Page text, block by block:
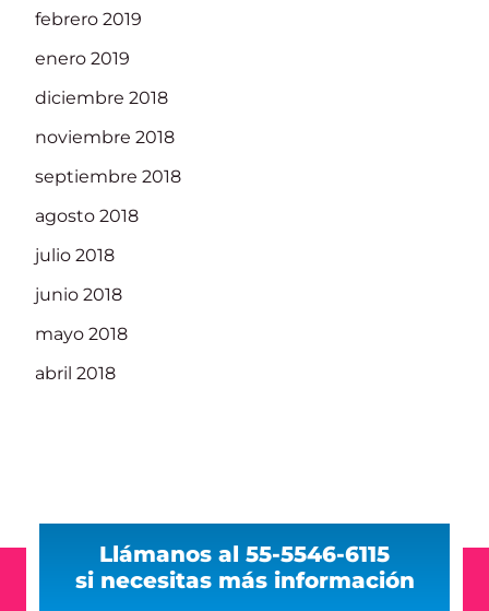
febrero 2019
enero 2019
diciembre 2018
noviembre 2018
septiembre 2018
agosto 2018
julio 2018
junio 2018
mayo 2018
abril 2018
Llámanos al 55-5546-6115
si necesitas más información